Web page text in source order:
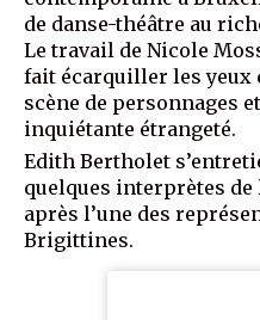
de danse-théâtre au
Le travail de Nicole
fait écarquiller les yeux
scène de personnages
inquiétante étrangeté.
Edith Bertholet
quelques interprètes
après l’une des
Brigittines.